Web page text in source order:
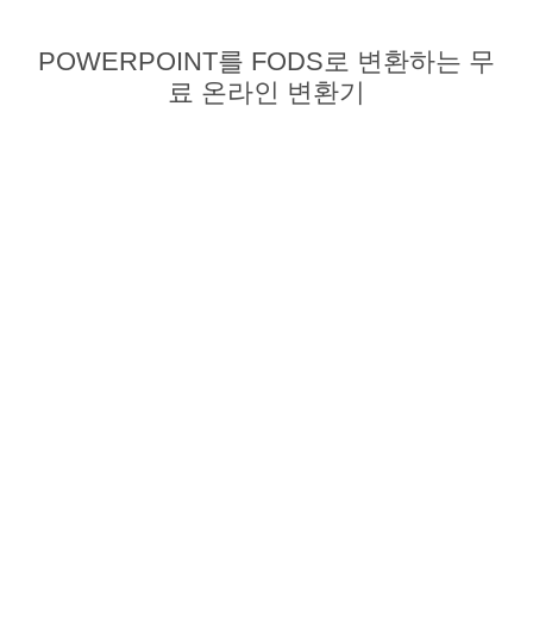
POWERPOINT를 FODS로 변환하는 무
료 온라인 변환기